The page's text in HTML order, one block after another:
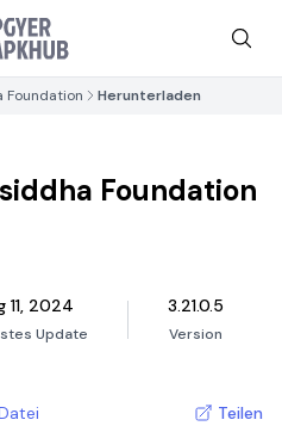
Foundation Herunterladen
Foundation
11, 2024
Update
3.21.0.5
Version
Teilen